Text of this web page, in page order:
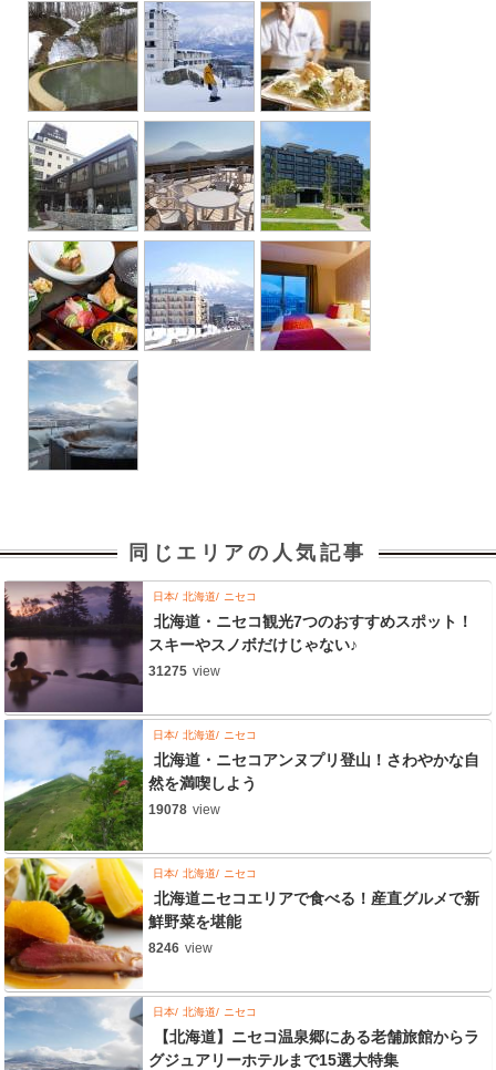
同じエリアの人気記事
日本 北海道 ニセコ
北海道・ニセコ観光7つのおすすめスポット！
スキーやスノボだけじゃない♪
31275 view
日本 北海道 ニセコ
北海道・ニセコアンヌプリ登山！さわやかな自
然を満喫しよう
19078 view
日本 北海道 ニセコ
北海道ニセコエリアで食べる！産直グルメで新
鮮野菜を堪能
8246 view
日本 北海道 ニセコ
【北海道】ニセコ温泉郷にある老舗旅館からラ
グジュアリーホテルまで15選大特集